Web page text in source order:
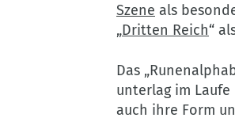
Szene als
„Dritten Reich“
Das
unterlag im
auch ihre Form